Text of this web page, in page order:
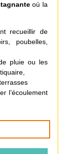
où la
recueillir de
poubelles,
pluie ou les
l’écoulement